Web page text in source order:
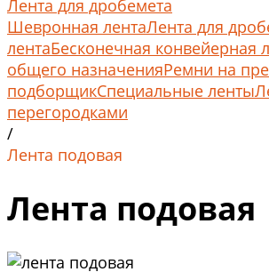
Лента для дробемета
Шевронная лентаЛента для
лентаБесконечная конвейерная
общего назначенияРемни на
подборщикСпециальные ленты
перегородками
/
Лента подовая
Лента подовая